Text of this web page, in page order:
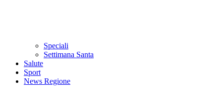
Speciali
Settimana Santa
Salute
Sport
News Regione